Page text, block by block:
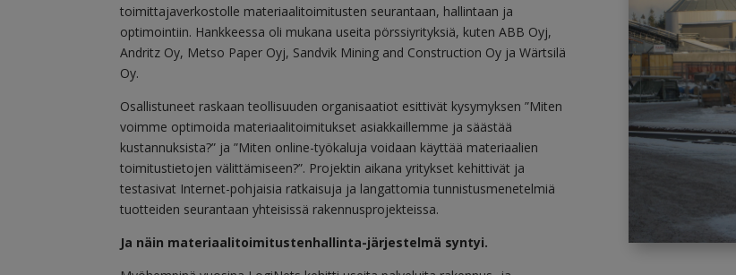
toimittajaverkostolle materiaalitoimitusten seurantaan, hallintaan ja
optimointiin. Hankkeessa oli mukana useita pörssiyrityksiä, kuten ABB Oyj,
Andritz Oy, Metso Paper Oyj, Sandvik Mining and Construction Oy ja Wärtsilä
Oy.
Osallistuneet raskaan teollisuuden organisaatiot esittivät kysymyksen ”Miten
voimme optimoida materiaalitoimitukset asiakkaillemme ja säästää
kustannuksista?” ja ”Miten online-työkaluja voidaan käyttää materiaalien
toimitustietojen välittämiseen?”. Projektin aikana yritykset kehittivät ja
testasivat Internet-pohjaisia ​​ratkaisuja ja langattomia tunnistusmenetelmiä
tuotteiden seurantaan yhteisissä rakennusprojekteissa.
Ja näin materiaalitoimitustenhallinta-järjestelmä syntyi.